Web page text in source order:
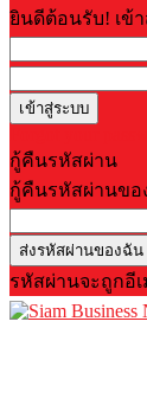
ยินดีต้อนรับ! เ
กู้คืนรหัสผ่าน
กู้คืนรหัสผ่านข
รหัสผ่านจะถูกอี